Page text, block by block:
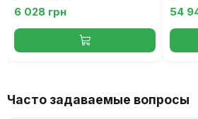
6 028 грн 54
Часто задаваемые вопросы